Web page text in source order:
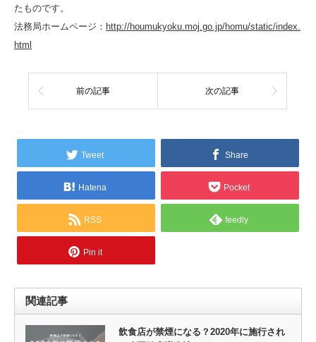
たものです。
法務局ホームページ： http://houmukyoku.moj.go.jp/homu/static/index.
html
前の記事 次の記事
Tweet Share
Hatena Pocket
RSS feedly
Pin it
関連記事
飲食店が禁煙になる？2020年に施行され